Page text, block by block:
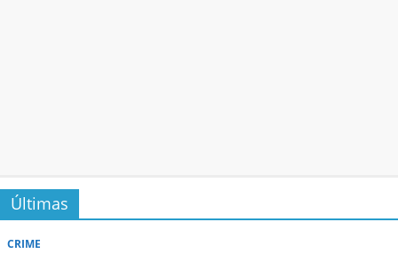
Últimas
CRIME